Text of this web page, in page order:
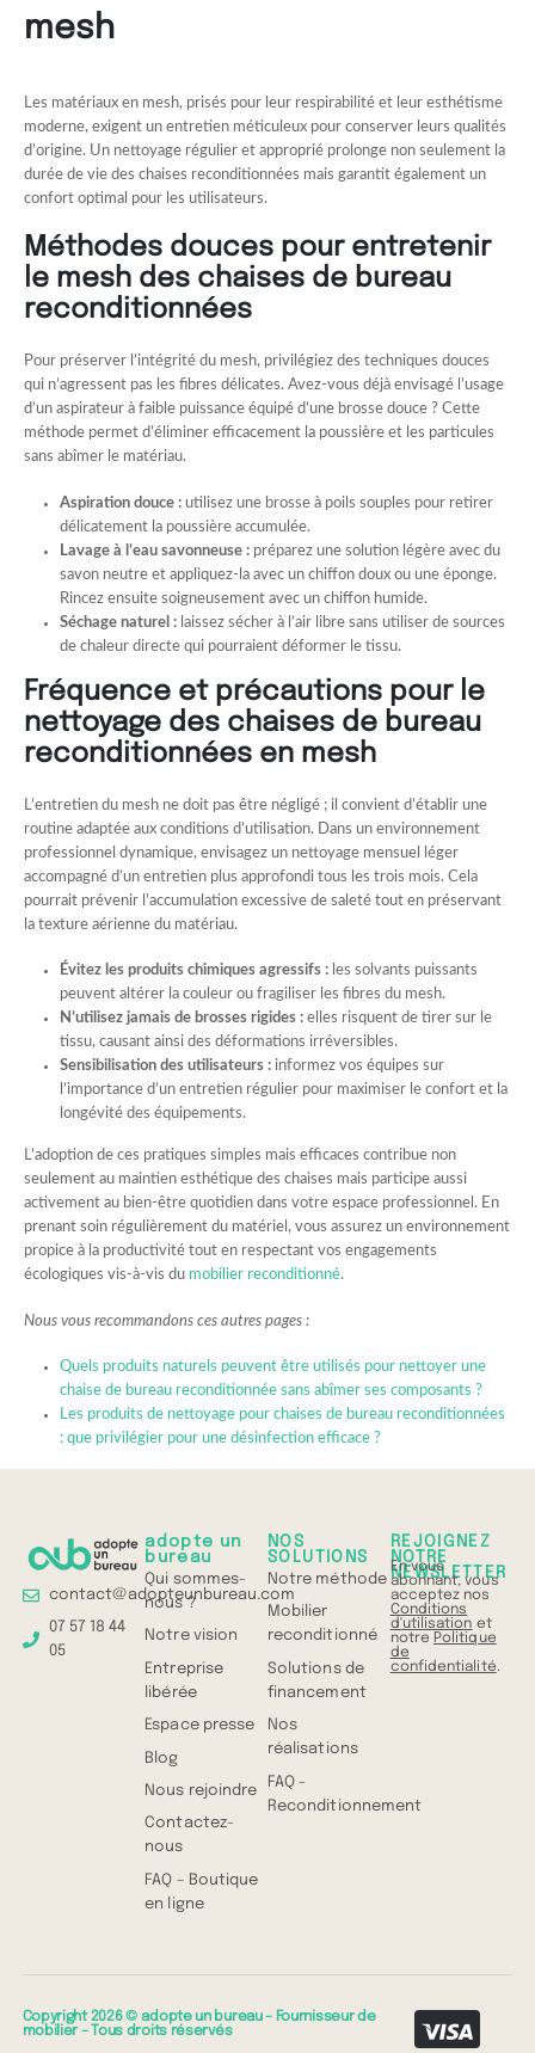
mesh
Les matériaux en mesh, prisés pour leur respirabilité et leur esthétisme
moderne, exigent un entretien méticuleux pour conserver leurs qualités
d’origine. Un nettoyage régulier et approprié prolonge non seulement la
durée de vie des chaises reconditionnées mais garantit également un
confort optimal pour les utilisateurs.
Méthodes douces pour entretenir
le mesh des chaises de bureau
reconditionnées
Pour préserver l’intégrité du mesh, privilégiez des techniques douces
qui n’agressent pas les fibres délicates. Avez-vous déjà envisagé l’usage
d’un aspirateur à faible puissance équipé d’une brosse douce ? Cette
méthode permet d’éliminer efficacement la poussière et les particules
sans abîmer le matériau.
Aspiration douce :utilisez une brosse à poils souples pour retirer
délicatement la poussière accumulée.
Lavage à l’eau savonneuse :préparez une solution légère avec du
savon neutre et appliquez-la avec un chiffon doux ou une éponge.
Rincez ensuite soigneusement avec un chiffon humide.
Séchage naturel :laissez sécher à l’air libre sans utiliser de sources
de chaleur directe qui pourraient déformer le tissu.
Fréquence et précautions pour le
nettoyage des chaises de bureau
reconditionnées en mesh
L’entretien du mesh ne doit pas être négligé ; il convient d’établir une
routine adaptée aux conditions d’utilisation. Dans un environnement
professionnel dynamique, envisagez un nettoyage mensuel léger
accompagné d’un entretien plus approfondi tous les trois mois. Cela
pourrait prévenir l’accumulation excessive de saleté tout en préservant
la texture aérienne du matériau.
Évitez les produits chimiques agressifs :les solvants puissants
peuvent altérer la couleur ou fragiliser les fibres du mesh.
N’utilisez jamais de brosses rigides :elles risquent de tirer sur le
tissu, causant ainsi des déformations irréversibles.
Sensibilisation des utilisateurs :informez vos équipes sur
l’importance d’un entretien régulier pour maximiser le confort et la
longévité des équipements.
L’adoption de ces pratiques simples mais efficaces contribue non
seulement au maintien esthétique des chaises mais participe aussi
activement au bien-être quotidien dans votre espace professionnel. En
prenant soin régulièrement du matériel, vous assurez un environnement
propice à la productivité tout en respectant vos engagements
écologiques vis-à-vis du mobilier reconditionné.
Nous vous recommandons ces autres pages :
Quels produits naturels peuvent être utilisés pour nettoyer une
chaise de bureau reconditionnée sans abîmer ses composants ?
Les produits de nettoyage pour chaises de bureau reconditionnées
: que privilégier pour une désinfection efficace ?
contact@adopteunbureau.com
07 57 18 44
05
adopte un
bureau
Qui sommes-
nous ?
Notre vision
Entreprise
libérée
Espace presse
Blog
Nous rejoindre
Contactez-
nous
FAQ – Boutique
en ligne
NOS
SOLUTIONS
Notre méthode
Mobilier
reconditionné
Solutions de
financement
Nos
réalisations
FAQ -
Reconditionnement
REJOIGNEZ
NOTRE
NEWSLETTER
En vous
abonnant, vous
acceptez nos
Conditions
d'utilisation et
notre Politique
de
confidentialité.
Copyright 2026 © adopte un bureau – Fournisseur de
mobilier – Tous droits réservés